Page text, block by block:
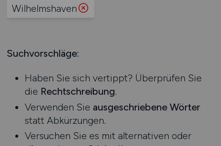
Prozessplanung / Steuerung
Supply Chain Management
Vertrieb / Verkauf / Handel
Zoll / Behörden
Sonstige
Praktikum
Hessen
Nordrhein-Westfalen
Saarland
Sachsen
Sachsen-Anhalt
Schleswig-Holstein
Thüringen
Wilhelmshaven
Suchvorschläge:
Haben Sie sich vertippt? Überprüfen Sie
die Rechtschreibung.
Verwenden Sie ausgeschriebene Wörter
statt Abkürzungen.
Versuchen Sie es mit alternativen oder